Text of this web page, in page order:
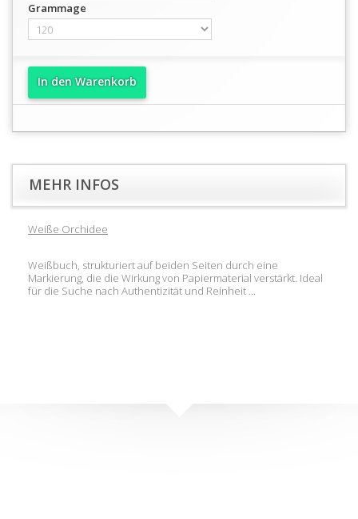
Grammage
In den Warenkorb
MEHR INFOS
Weiße Orchidee
Weißbuch, strukturiert auf beiden Seiten durch eine
Markierung, die die Wirkung von Papiermaterial verstärkt. Ideal
für die Suche nach Authentizität und Reinheit ...